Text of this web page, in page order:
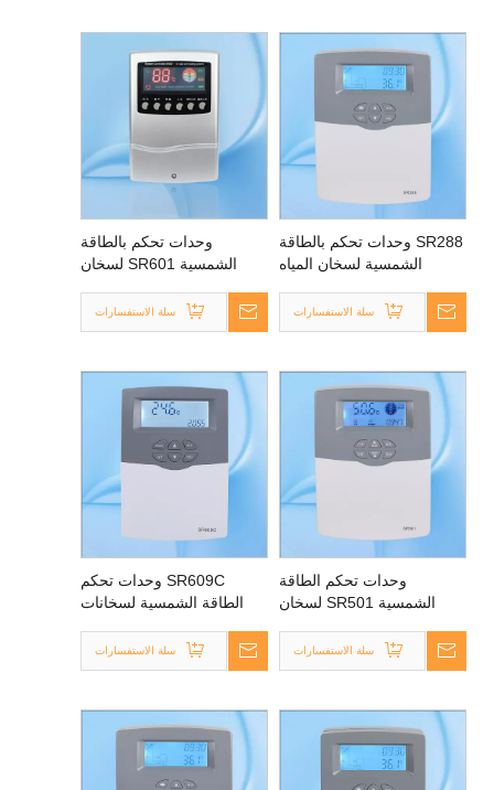
SR288 وحدات تحكم بالطاقة
الشمسية لسخان المياه
المضغوط
سلة الاستفسارات
وحدات تحكم بالطاقة
الشمسية SR601 لسخان
المضغوط غير المضغوط
سلة الاستفسارات
وحدات تحكم الطاقة
الشمسية SR501 لسخان
المضغوط
سلة الاستفسارات
SR609C وحدات تحكم
الطاقة الشمسية لسخانات
المتكاملة
سلة الاستفسارات